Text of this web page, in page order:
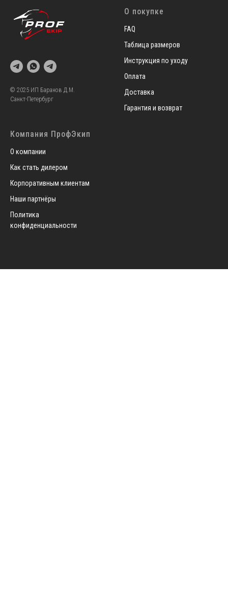
© 2025 ИП Баранов Д.М.
Санкт-Петербург
О покупке
FAQ
Таблица размеров
Инструкция по уходу
Оплата
Доставка
Гарантия и возврат
Компания ПрофЭкип
О компании
Как стать дилером
Корпоративным клиентам
Наши партнёры
Политика
конфиденциальности